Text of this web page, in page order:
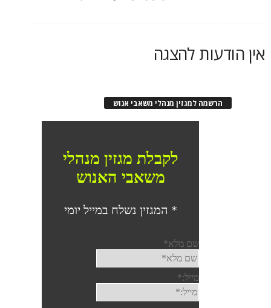
אין הודעות להצגה
הרשמה למגזין מנהלי משאבי אנוש